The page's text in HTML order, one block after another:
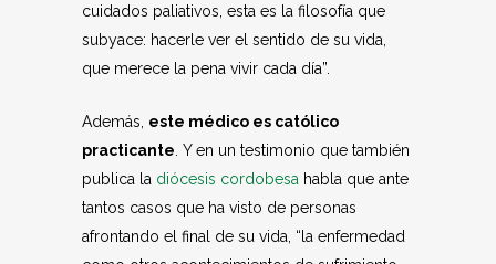
cuidados paliativos, esta es la filosofía que
subyace: hacerle ver el sentido de su vida,
que merece la pena vivir cada día”.
Además, este médico es católico
practicante . Y en un testimonio que también
publica la diócesis cordobesa habla que ante
tantos casos que ha visto de personas
afrontando el final de su vida, “la enfermedad